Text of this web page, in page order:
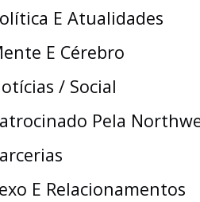
E Atualidades
E Cérebro
/ Social
Pela
E Relacionamentos